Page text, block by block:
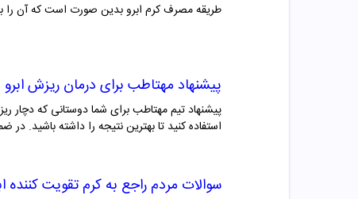
طریقه مصرف کرم ابرو بدین صورت است که آن را
پیشنهاد مهتاطب برای درمان ریزش ابرو
استفاده کنید تا بهترین نتیجه را داشته باشید.
سوالات مردم راجع بهکرم تقویت کننده